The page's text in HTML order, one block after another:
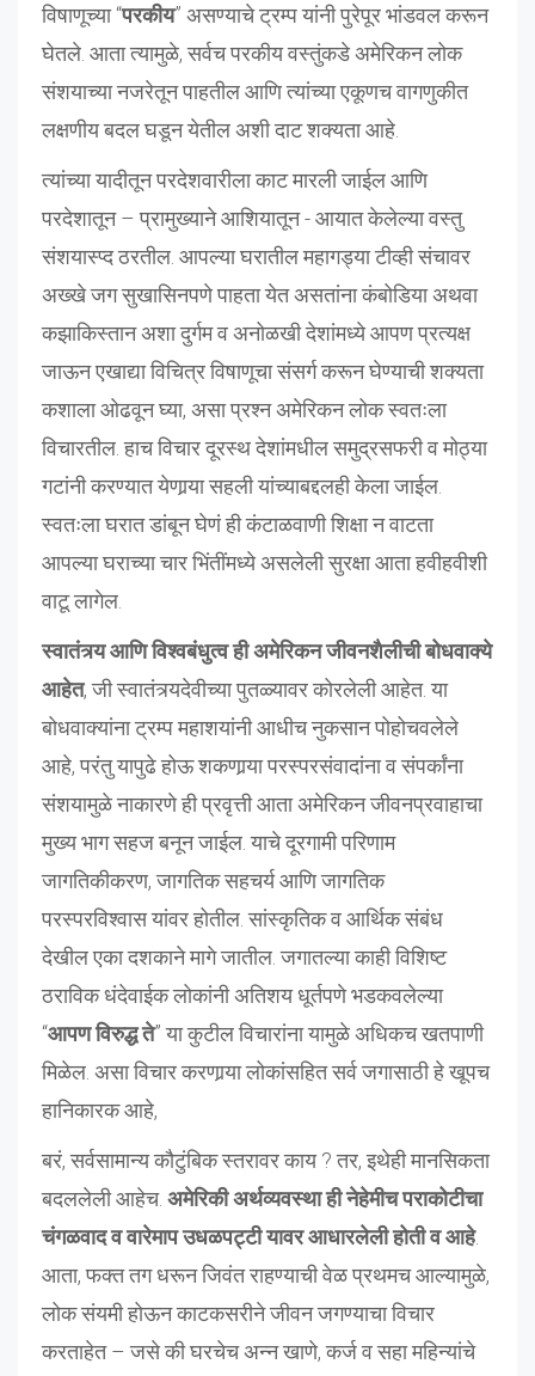
विषाणूच्या “परकीय” असण्याचे ट्रम्प यांनी पुरेपूर भांडवल करून
घेतले. आता त्यामुळे, सर्वच परकीय वस्तुंकडे अमेरिकन लोक
संशयाच्या नजरेतून पाहतील आणि त्यांच्या एकूणच वागणुकीत
लक्षणीय बदल घडून येतील अशी दाट शक्यता आहे.
त्यांच्या यादीतून परदेशवारीला काट मारली जाईल आणि
परदेशातून – प्रामुख्याने आशियातून - आयात केलेल्या वस्तु
संशयास्प्द ठरतील. आपल्या घरातील महागड्या टीव्ही संचावर
अख्खे जग सुखासिनपणे पाहता येत असतांना कंबोडिया अथवा
कझाकिस्तान अशा दुर्गम व अनोळखी देशांमध्ये आपण प्रत्यक्ष
जाऊन एखाद्या विचित्र विषाणूचा संसर्ग करून घेण्याची शक्यता
कशाला ओढवून घ्या, असा प्रश्न अमेरिकन लोक स्वतःला
विचारतील. हाच विचार दूरस्थ देशांमधील समुद्रसफरी व मोठ्या
गटांनी करण्यात येणार्‍या सहली यांच्याबद्दलही केला जाईल.
स्वतःला घरात डांबून घेणं ही कंटाळवाणी शिक्षा न वाटता
आपल्या घराच्या चार भिंतींमध्ये असलेली सुरक्षा आता हवीहवीशी
वाटू लागेल.
स्वातंत्र्य आणि विश्वबंधुत्व ही अमेरिकन जीवनशैलीची बोधवाक्ये
आहेत, जी स्वातंत्र्यदेवीच्या पुतळ्यावर कोरलेली आहेत. या
बोधवाक्यांना ट्रम्प महाशयांनी आधीच नुकसान पोहोचवलेले
आहे, परंतु यापुढे होऊ शकणार्‍या परस्परसंवादांना व संपर्कांना
संशयामुळे नाकारणे ही प्रवृत्ती आता अमेरिकन जीवनप्रवाहाचा
मुख्य भाग सहज बनून जाईल. याचे दूरगामी परिणाम
जागतिकीकरण, जागतिक सहचर्य आणि जागतिक
परस्परविश्वास यांवर होतील. सांस्कृतिक व आर्थिक संबंध
देखील एका दशकाने मागे जातील. जगातल्या काही विशिष्ट
ठराविक धंदेवाईक लोकांनी अतिशय धूर्तपणे भडकवलेल्या
“आपण विरुद्ध ते” या कुटील विचारांना यामुळे अधिकच खतपाणी
मिळेल. असा विचार करणार्‍या लोकांसहित सर्व जगासाठी हे खूपच
हानिकारक आहे,
बरं, सर्वसामान्य कौटुंबिक स्तरावर काय ? तर, इथेही मानसिकता
बदललेली आहेच. अमेरिकी अर्थव्यवस्था ही नेहेमीच पराकोटीचा
चंगळवाद व वारेमाप उधळपट्टी यावर आधारलेली होती व आहे.
आता, फक्त तग धरून जिवंत राहण्याची वेळ प्रथमच आल्यामुळे,
लोक संयमी होऊन काटकसरीने जीवन जगण्याचा विचार
करताहेत – जसे की घरचेच अन्न खाणे, कर्ज व सहा महिन्यांचे